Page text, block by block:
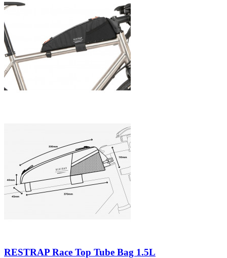
RESTRAP Race Top Tube Bag 1.5L